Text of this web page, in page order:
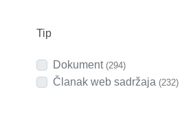
Tip
Dokument (294)
Članak web sadržaja (232)